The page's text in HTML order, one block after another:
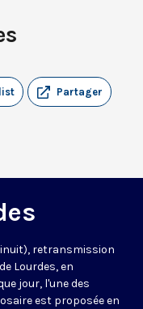
Partager
retransmission
Lourdes, en
jour, l'une des
est proposée en